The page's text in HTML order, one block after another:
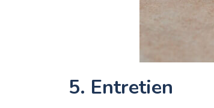
5. Entretien